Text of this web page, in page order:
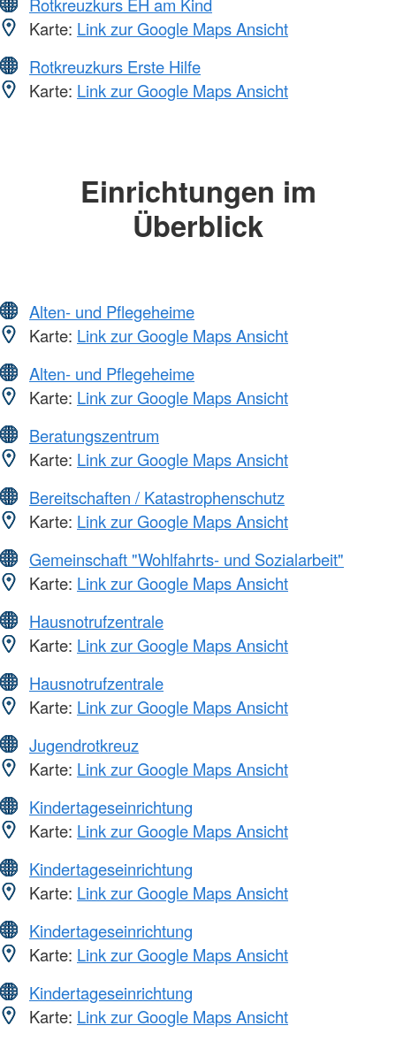
Karte: Link zur Google Maps Ansicht
Rotkreuzkurs Erste Hilfe
Karte: Link zur Google Maps Ansicht
Einrichtungen im
Überblick
Alten- und Pflegeheime
Karte: Link zur Google Maps Ansicht
Alten- und Pflegeheime
Karte: Link zur Google Maps Ansicht
Beratungszentrum
Karte: Link zur Google Maps Ansicht
Bereitschaften / Katastrophenschutz
Karte: Link zur Google Maps Ansicht
Gemeinschaft "Wohlfahrts- und Sozialarbeit"
Karte: Link zur Google Maps Ansicht
Hausnotrufzentrale
Karte: Link zur Google Maps Ansicht
Hausnotrufzentrale
Karte: Link zur Google Maps Ansicht
Jugendrotkreuz
Karte: Link zur Google Maps Ansicht
Kindertageseinrichtung
Karte: Link zur Google Maps Ansicht
Kindertageseinrichtung
Karte: Link zur Google Maps Ansicht
Kindertageseinrichtung
Karte: Link zur Google Maps Ansicht
Kindertageseinrichtung
Karte: Link zur Google Maps Ansicht